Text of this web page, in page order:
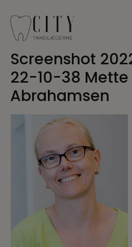
indholdet
Screenshot
22-10-38 Mette
Abrahamsen